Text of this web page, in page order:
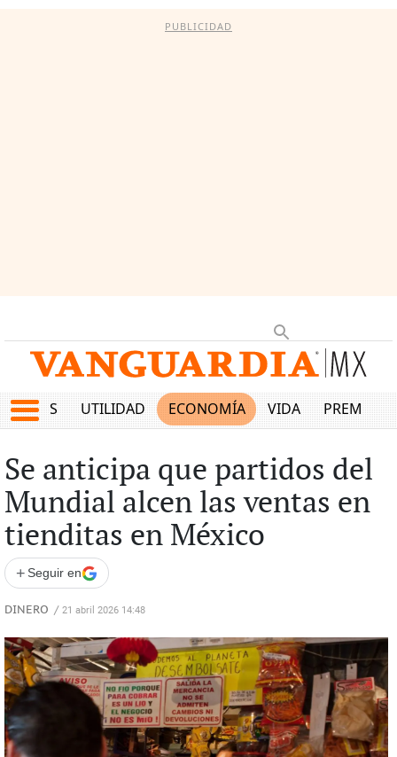
PUBLICIDAD
UTILIDAD ECONOMÍA VIDA PREMIUM
Se anticipa que partidos del
Mundial alcen las ventas en
tienditas en México
+ Seguir en
DINERO / 21 abril 2026 14:48